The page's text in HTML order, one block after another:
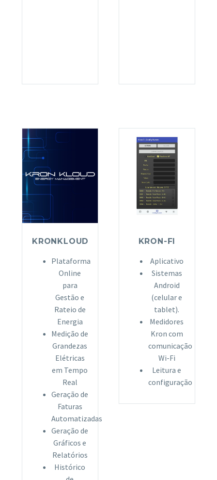
KRONKLOUD
Plataforma
Online
para
Gestão e
Rateio de
Energia
Medição de
Grandezas
Elétricas
em Tempo
Real
Geração de
Faturas
Automatizadas
Geração de
Gráficos e
Relatórios
Histórico
KRON-FI
Aplicativo
Sistemas
Android
(celular e
tablet).
Medidores
Kron com
comunicação
Wi-Fi
Leitura e
configuração